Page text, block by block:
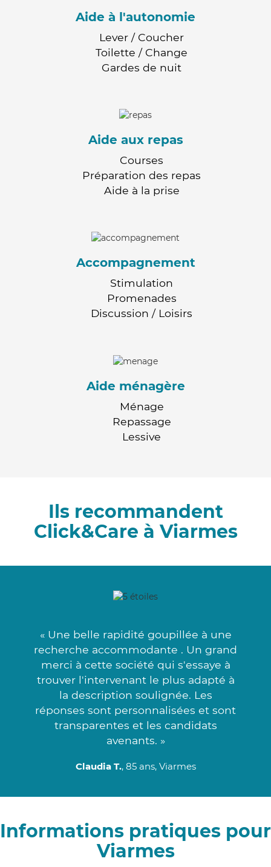
Aide à l'autonomie
Lever / Coucher
Toilette / Change
Gardes de nuit
Aide aux repas
Courses
Préparation des repas
Aide à la prise
Accompagnement
Stimulation
Promenades
Discussion / Loisirs
Aide ménagère
Ménage
Repassage
Lessive
Ils recommandent
Click&Care à Viarmes
« Une belle rapidité goupillée à une
recherche accommodante . Un grand
merci à cette société qui s'essaye à
trouver l'intervenant le plus adapté à
la description soulignée. Les
réponses sont personnalisées et sont
transparentes et les candidats
avenants. »
Claudia T., 85 ans, Viarmes
Informations pratiques pour
Viarmes